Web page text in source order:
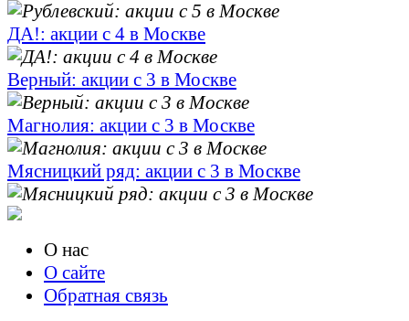
ДА!: акции с 4 в Москве
Верный: акции с 3 в Москве
Магнолия: акции с 3 в Москве
Мясницкий ряд: акции с 3 в Москве
О нас
О сайте
Обратная связь